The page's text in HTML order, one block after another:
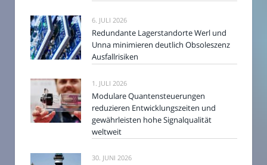
6. JULI 2026
Redundante Lagerstandorte Werl und
Unna minimieren deutlich Obsoleszenz
Ausfallrisiken
1. JULI 2026
Modulare Quantensteuerungen
reduzieren Entwicklungszeiten und
gewährleisten hohe Signalqualität
weltweit
30. JUNI 2026